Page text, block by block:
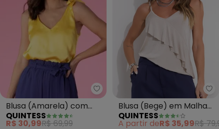
Quintess - Blusa (Amarela)
Blusa (Amarela) com
Alças para Amarrar
QUINTESS
R$ 30,99R$ 69,99
Blusa (Bege) em Malha
Texturizada
QUINTESS
A partir deR$ 35,99R$